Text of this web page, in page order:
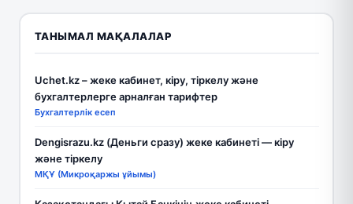
ТАНЫМАЛ МАҚАЛАЛАР
Uchet.kz – жеке кабинет, кіру, тіркелу және
бухгалтерлерге арналған тарифтер
Бухгалтерлік есеп
Dengisrazu.kz (Деньги сразу) жеке кабинеті — кіру
және тіркелу
МҚҰ (Микроқаржы ұйымы)